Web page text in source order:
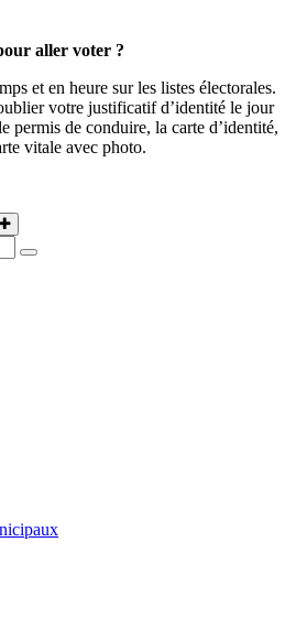
aller voter ?
et en heure sur les listes électorales.
votre justificatif d’identité le jour
permis de conduire, la carte d’identité,
vitale avec photo.